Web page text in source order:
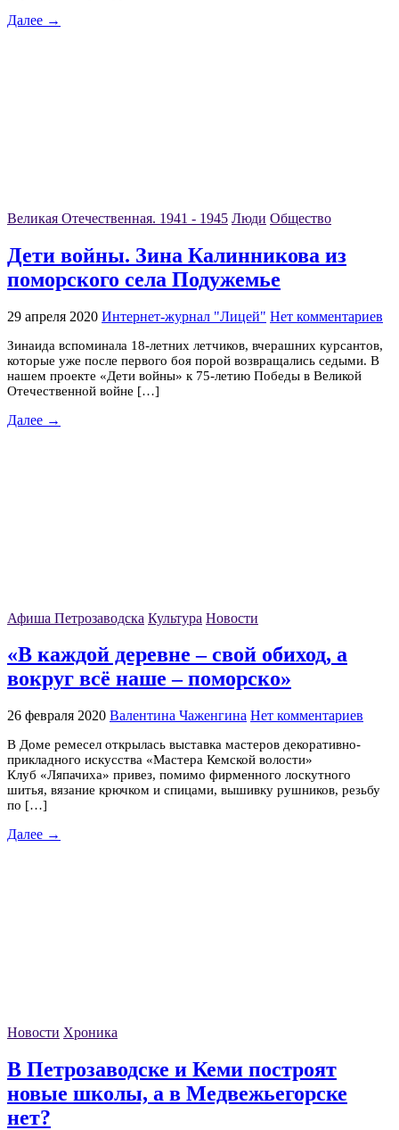
Далее →
Великая Отечественная. 1941 - 1945 Люди Общество
Дети войны. Зина Калинникова из
поморского села Подужемье
29 апреля 2020 Интернет-журнал "Лицей" Нет комментариев
Зинаида вспоминала 18-летних летчиков, вчерашних курсантов,
которые уже после первого боя порой возвращались седыми. В
нашем проекте «Дети войны» к 75-летию Победы в Великой
Отечественной войне […]
Далее →
Афиша Петрозаводска Культура Новости
«В каждой деревне – свой обиход, а
вокруг всё наше – поморско»
26 февраля 2020 Валентина Чаженгина Нет комментариев
В Доме ремесел открылась выставка мастеров декоративно-
прикладного искусства «Мастера Кемской волости»
Клуб «Ляпачиха» привез, помимо фирменного лоскутного
шитья, вязание крючком и спицами, вышивку рушников, резьбу
по […]
Далее →
Новости Хроника
В Петрозаводске и Кеми построят
новые школы, а в Медвежьегорске
нет?